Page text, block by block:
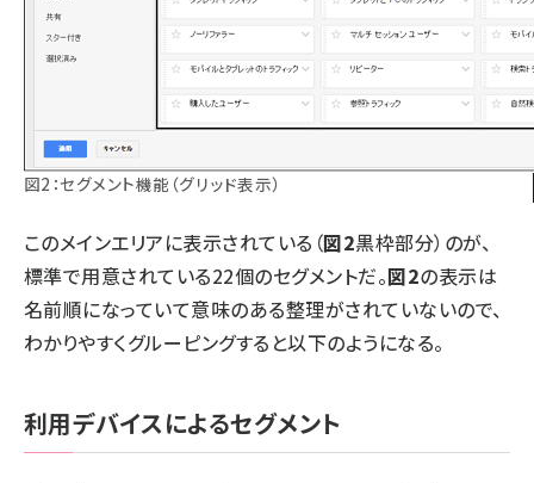
図2：セグメント機能（グリッド表示）
このメインエリアに表示されている（図2黒枠部分）のが、
標準で用意されている22個のセグメントだ。図2の表示は
名前順になっていて意味のある整理がされていないので、
わかりやすくグルーピングすると以下のようになる。
利用デバイスによるセグメント